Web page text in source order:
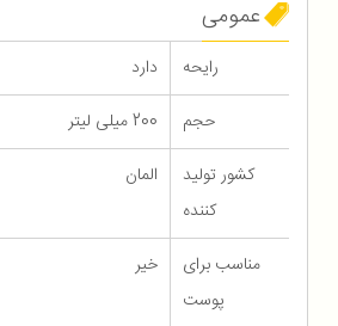
عمومی
رایحه
دارد
حجم
200 میلی لیتر
کشور تولید
کننده
المان
مناسب برای
پوست
خیر